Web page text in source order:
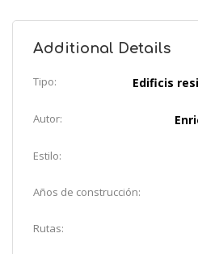
Additional Details
Tipo: Edificis
Autor:
Estilo:
Años de construcción:
Rutas: